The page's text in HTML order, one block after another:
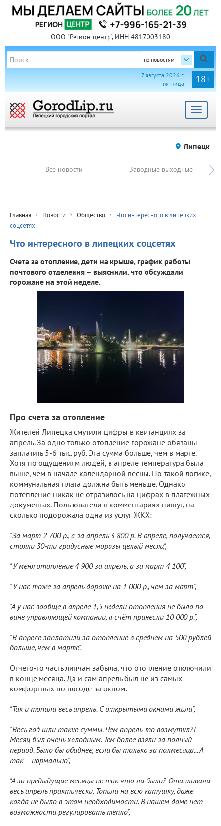
ООО "Регион центр", ИНН 4817003180
по новостям
18+
7 августа 2026 г.
пятница
Toggle
Липецк
Все новости Заводные выходные
Главная Новости Общество
Что интересного в липецких
соцсетях
Что интересного в липецких соцсетях
Счета за отопление, дети на крыше, график работы
почтового отделения – выяснили, что обсуждали
горожане на этой неделе.
Про счета за отопление
Жителей Липецка смутили цифры в квитанциях за
апрель. За одно только отопление горожане обязаны
заплатить 5-6 тыс. руб. Эта сумма больше, чем в марте.
Хотя по ощущениям людей, в апреле температура была
выше, чем в начале календарной весны. По такой логике,
коммунальная плата должна быть меньше. Однако
потепление никак не отразилось на цифрах в платежных
документах. Пользователи в комментариях пишут, на
сколько подорожала одна из услуг ЖКХ:
"За март 2 700 р., а за апрель 3 800 р. В апреле, получается,
стояли 30-ти градусные морозы целый месяц",
"У меня отопление 4 900 за апрель, а за март 4 100",
"У нас тоже за апрель дороже на 1 000 р., чем за март",
"А у нас вообще в апреле 1,5 недели отопления не было по
вине управляющей компании, а счёт принесли 10 000 р.",
"В апреле заплатили за отопление в среднем на 500 рублей
больше, чем в марте".
Отчего-то часть липчан забыла, что отопление отключили
в конце месяца. Да и сам апрель был не из самых
комфортных по погоде за окном:
"Так и топили весь апрель. С открытыми окнами жили",
"Весь год шли такие суммы. Чем апрель-то возмутил?!
Месяц был очень холодным. Тем более взяли за полный
период. Было бы обиднее, если бы только за полмесяца... А
так – нормально",
"А за предыдущие месяцы не так что ли было? Отапливали
весь апрель практически. Топили на всю катушку, даже
когда не было в этом необходимости. В нашем доме нет
возможности регулировать тепло",